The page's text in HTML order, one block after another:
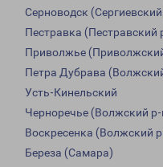
Серноводск
Пестравка (Пестравский
Приволжье
Петра Дубрава
Усть-Кинельский
Черноречье (Волжский р-
Воскресенка (Волжский
Береза (Самара)